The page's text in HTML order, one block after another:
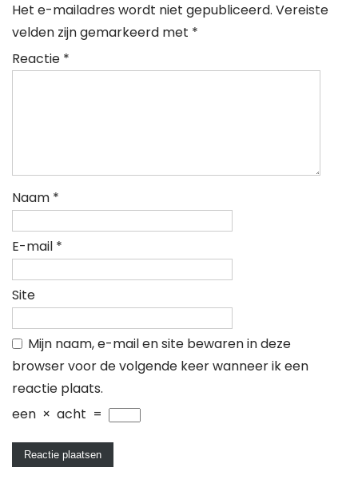
Het e-mailadres wordt niet gepubliceerd. Vereiste
velden zijn gemarkeerd met *
Reactie *
Naam *
E-mail *
Site
Mijn naam, e-mail en site bewaren in deze
browser voor de volgende keer wanneer ik een
reactie plaats.
een × acht =